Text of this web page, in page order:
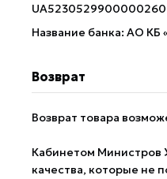
Название банка: АО КБ
Возврат
Возврат товара
Кабинетом Министров
качества, которые не